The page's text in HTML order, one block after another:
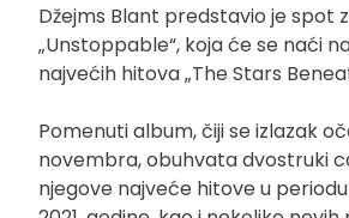
Džejms Blant predstavio je spot
„Unstoppable“, koja će se naći
najvećih hitova „The Stars
Pomenuti album, čiji se izlazak
novembra, obuhvata dvostruki
njegove najveće hitove u